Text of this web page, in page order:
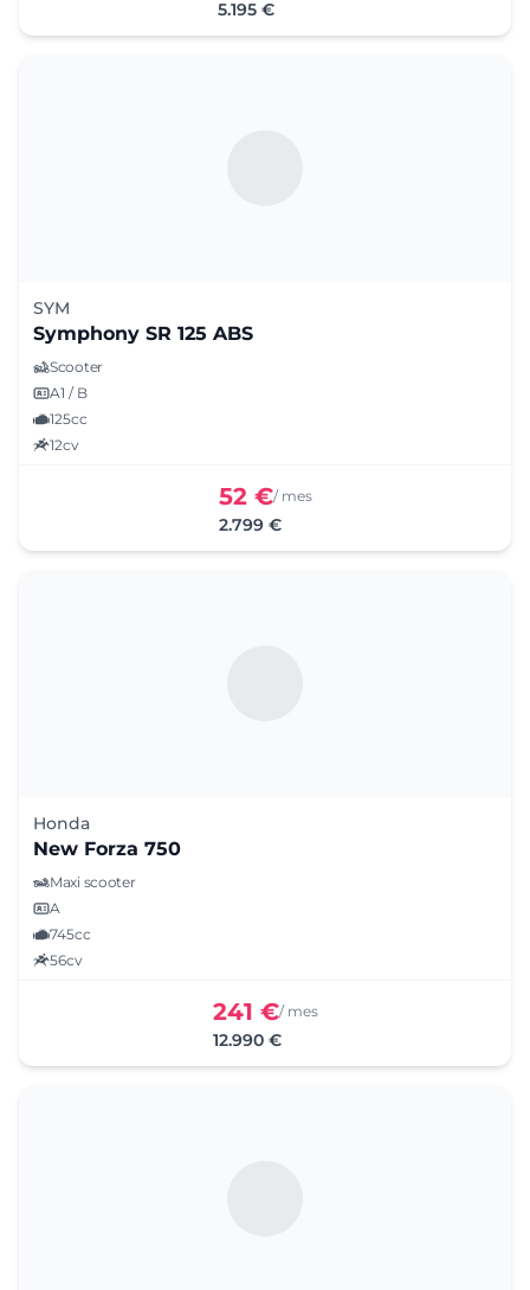
5.195 €
SYM
Symphony SR 125 ABS
Scooter
A1 / B
125cc
12cv
52 €/ mes
2.799 €
Honda
New Forza 750
Maxi scooter
A
745cc
56cv
241 €/ mes
12.990 €